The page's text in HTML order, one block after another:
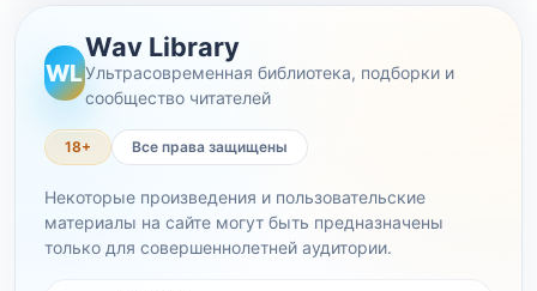
WL
Wav Library
Ультрасовременная библиотека, подборки и
сообщество читателей
18+ Все права защищены
Некоторые произведения и пользовательские
материалы на сайте могут быть предназначены
только для совершеннолетней аудитории.